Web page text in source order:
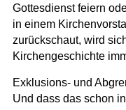
Gottesdienst feiern
in einem
zurückschaut, wird
Kirchengeschichte
Exklusions- und
Und dass das schon